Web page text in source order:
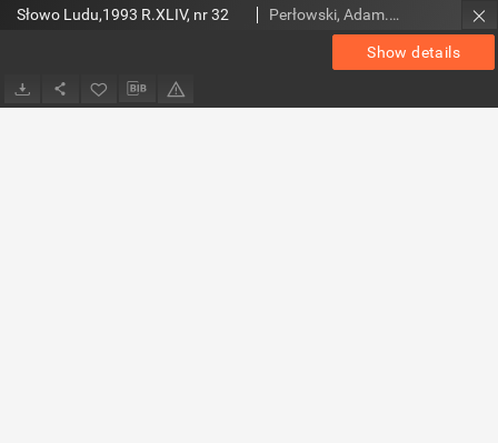
Show details
Słowo Ludu,1993 R.XLIV, nr 32 Perłowski, Adam. Red.